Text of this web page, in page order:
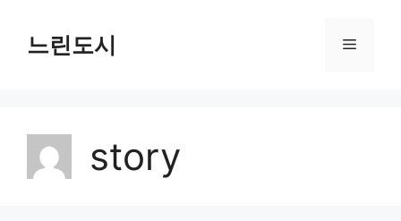
느린도시 메
story